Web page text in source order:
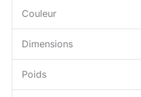
Couleur
Dimensions
Poids